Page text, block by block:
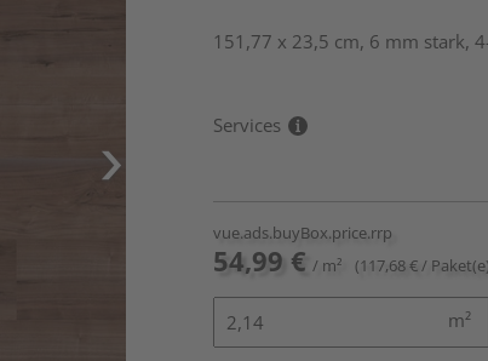
151,77 x 23,5 cm, 6 mm stark,
Services
vue.ads.buyBox.price.rrp
54,99 € / m² (117,68 € /
m²